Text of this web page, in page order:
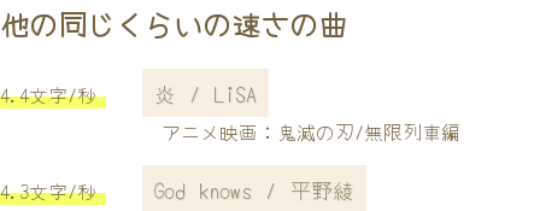
他の同じくらいの速さの曲
4.4文字/秒 炎 / LiSA
アニメ映画：鬼滅の刃/無限列車編
4.3文字/秒 God knows / 平野綾